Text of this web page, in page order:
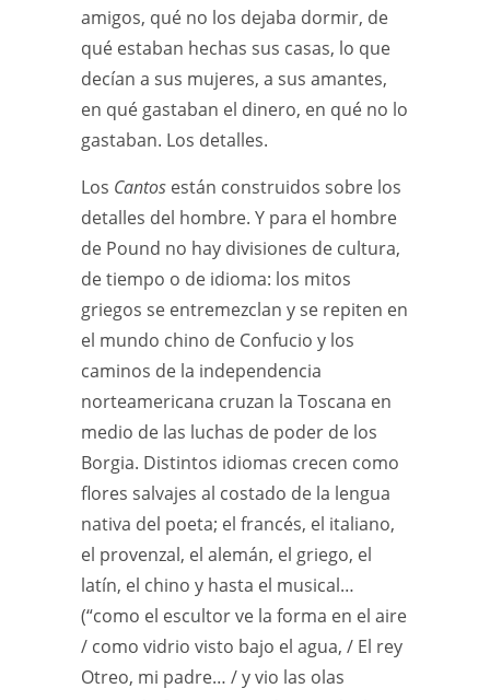
amigos, qué no los dejaba dormir, de
qué estaban hechas sus casas, lo que
decían a sus mujeres, a sus amantes,
en qué gastaban el dinero, en qué no lo
gastaban. Los detalles.
Los Cantos están construidos sobre los
detalles del hombre. Y para el hombre
de Pound no hay divisiones de cultura,
de tiempo o de idioma: los mitos
griegos se entremezclan y se repiten en
el mundo chino de Confucio y los
caminos de la independencia
norteamericana cruzan la Toscana en
medio de las luchas de poder de los
Borgia. Distintos idiomas crecen como
flores salvajes al costado de la lengua
nativa del poeta; el francés, el italiano,
el provenzal, el alemán, el griego, el
latín, el chino y hasta el musical…
(“como el escultor ve la forma en el aire
/ como vidrio visto bajo el agua, / El rey
Otreo, mi padre… / y vio las olas